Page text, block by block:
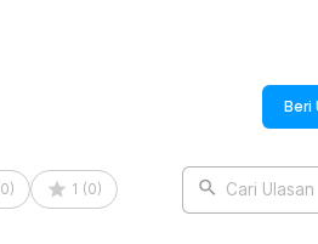
for External HDD SSD - 4071-1097
Beri
0) 1 (0) Cari Ulasan